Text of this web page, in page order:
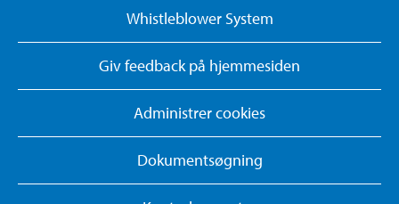
Whistleblower System
Giv feedback på hjemmesiden
Administrer cookies
Dokumentsøgning